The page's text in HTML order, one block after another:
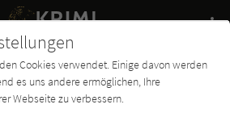
Forum Charts
Cookies verwendet. Einige davon werden
es uns andere ermöglichen, Ihre
Webseite zu verbessern.